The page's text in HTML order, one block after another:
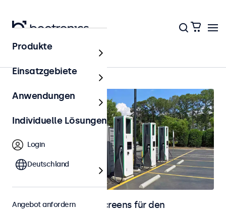
Startseite
Monitore und Touchscreens für den
Produkte
Einsatzgebiete
Anwendungen
Individuelle Lösungen
Login
Deutschland
Angebot anfordern